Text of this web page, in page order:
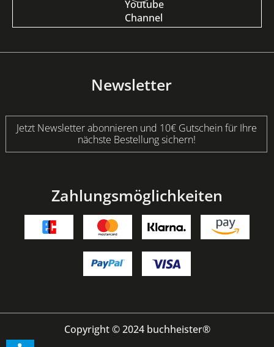
Newsletter
Jetzt Newsletter abonnieren und 10€ Gutschein für Ihre
nächste Bestellung sichern!
Zahlungsmöglichkeiten
Copyright © 2024 buchheister®